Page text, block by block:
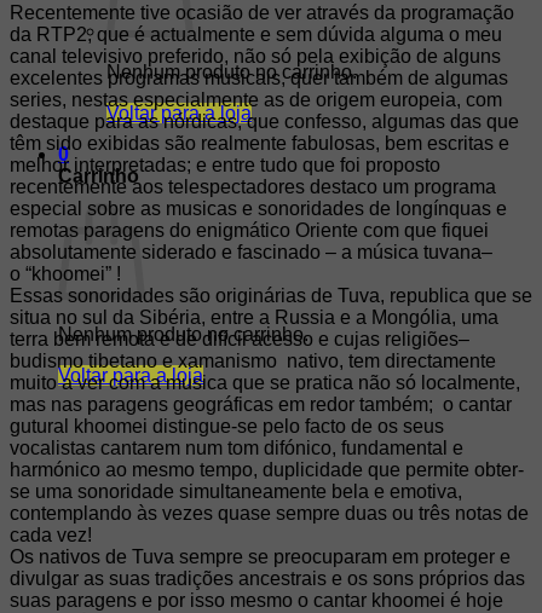
Nenhum produto no carrinho.
Voltar para a loja
0
Carrinho
Nenhum produto no carrinho.
Voltar para a loja
Recentemente tive ocasião de ver através da programação
da RTP2, que é actualmente e sem dúvida alguma o meu
canal televisivo preferido, não só pela exibição de alguns
excelentes programas musicais, quer também de algumas
series, nestas especialmente as de origem europeia, com
destaque para as nórdicas, que confesso, algumas das que
têm sido exibidas são realmente fabulosas, bem escritas e
melhor interpretadas; e entre tudo que foi proposto
recentemente aos telespectadores destaco um programa
especial sobre as musicas e sonoridades de longínquas e
remotas paragens do enigmático Oriente com que fiquei
absolutamente siderado e fascinado – a música tuvana–
o “khoomei” !
Essas sonoridades são originárias de Tuva, republica que se
situa no sul da Sibéria, entre a Russia e a Mongólia, uma
terra bem remota e de difícil acesso e cujas religiões–
budismo tibetano e xamanismo nativo, tem directamente
muito a ver com a musica que se pratica não só localmente,
mas nas paragens geográficas em redor também; o cantar
gutural khoomei distingue-se pelo facto de os seus
vocalistas cantarem num tom difónico, fundamental e
harmónico ao mesmo tempo, duplicidade que permite obter-
se uma sonoridade simultaneamente bela e emotiva,
contemplando às vezes quase sempre duas ou três notas de
cada vez!
Os nativos de Tuva sempre se preocuparam em proteger e
divulgar as suas tradições ancestrais e os sons próprios das
suas paragens e por isso mesmo o cantar khoomei é hoje